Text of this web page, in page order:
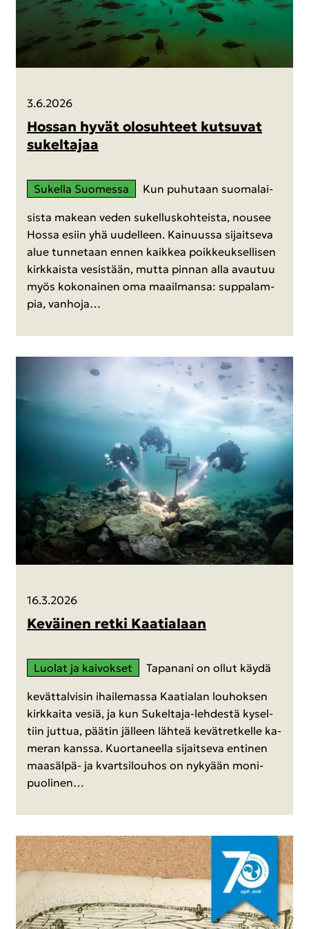
3.6.2026
Hos­san hyvät olo­suh­teet kut­su­vat
su­kel­ta­jaa
Su­kel­la Suo­mes­sa Kun pu­hu­taan suo­ma­lai­
sis­ta ma­kean veden su­kel­lus­koh­teis­ta, nousee
Hossa esiin yhä uu­del­leen. Kai­nuus­sa si­jait­se­va
alue tun­ne­taan ennen kaik­kea poik­keuk­sel­li­sen
kirk­kais­ta ve­sis­tään, mutta pin­nan alla avau­tuu
myös ko­ko­nai­nen oma maa­il­man­sa: sup­pa­lam­
pia, van­ho­ja…
16.3.2026
Ke­väi­nen retki Kaa­tia­laan
Luo­lat ja kai­vok­set Ta­pa­na­ni on ollut käydä
ke­vät­tal­vi­sin ihai­le­mas­sa Kaa­tia­lan lou­hok­sen
kirk­kai­ta vesiä, ja kun Sukeltaja-​lehdestä ky­sel­
tiin jut­tua, pää­tin jäl­leen läh­teä ke­vät­ret­kel­le ka­
me­ran kans­sa. Kuor­ta­neel­la si­jait­se­va en­ti­nen
maasälpä-​ ja kvart­si­lou­hos on ny­ky­ään mo­ni­
puo­li­nen…